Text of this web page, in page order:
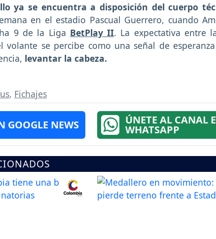
ya se encuentra a disposición del cuerpo
en el estadio Pascual Guerrero, cuando
9 de la Liga BetPlay II. La expectativa entre
volante se percibe como una señal de
levantar la cabeza.
, Fichajes
GOOGLE NEWS ÚNETE AL CANAL
WHATSAPP